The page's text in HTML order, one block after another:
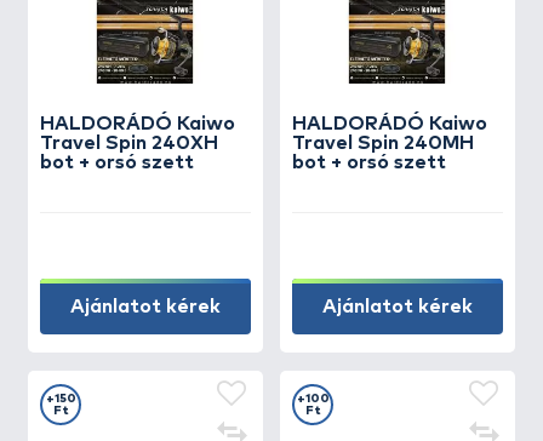
HALDORÁDÓ Kaiwo
Travel Spin 240XH
bot + orsó szett
Ajánlatot kérek
HALDORÁDÓ Kaiwo
Travel Spin 240MH
bot + orsó szett
Ajánlatot kérek
+150
Ft
+100
Ft